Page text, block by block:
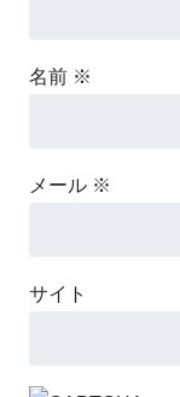
名前 ※
メール ※
サイト